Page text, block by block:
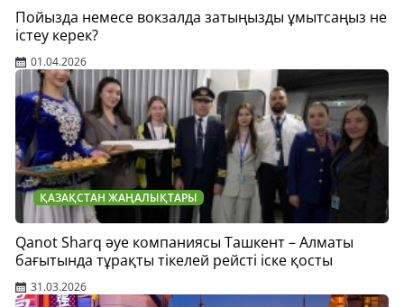
Пойызда немесе вокзалда затыңызды ұмытсаңыз не
істеу керек?
01.04.2026
ҚАЗАҚСТАН ЖАҢАЛЫҚТАРЫ
Qanot Sharq әуе компаниясы Ташкент – Алматы
бағытында тұрақты тікелей рейсті іске қосты
31.03.2026